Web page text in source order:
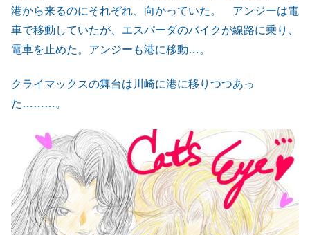
港から来るのにそれぞれ、向かっていた。 アンジーは電
車で移動していたが、エスパーダのバイクが線路に乗り、
電車を止めた。アンジーも港に移動…。
クライマックスの舞台は川崎に港に移りつつあっ
た………。